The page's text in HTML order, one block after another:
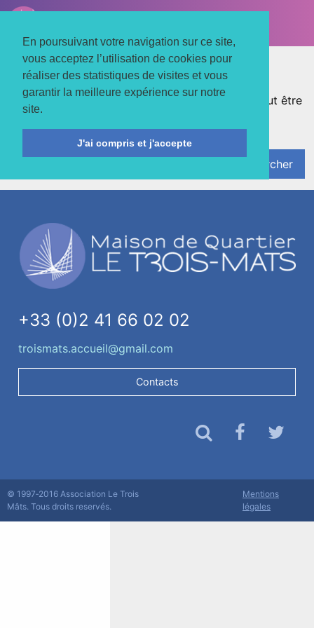
En poursuivant votre navigation sur ce site,
vous acceptez l’utilisation de cookies pour
réaliser des statistiques de visites et vous
garantir la meilleure expérience sur notre
site.
J'ai compris et j'accepte
LE TROIS MATS
Rien trouvé
Nous pouvons trouver ce que vous cherchez. Peut être
+33 (0)2 41 66 02 02
troismats.accueil@gmail.com
Contacts
© 1997‐2016 Association Le Trois
Mâts. Tous droits reservés.
Mentions
légales